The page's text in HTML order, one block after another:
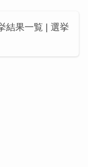
結果一覧 | 選挙